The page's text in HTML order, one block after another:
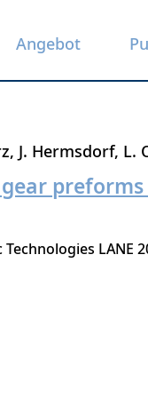
Angebot
J. Hermsdorf L.
LANE